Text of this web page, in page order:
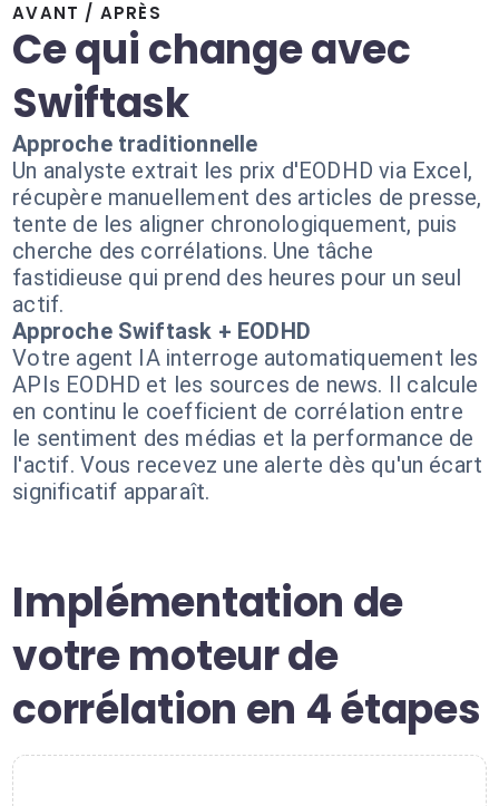
AVANT / APRÈS
Ce qui change avec
Swiftask
Approche traditionnelle
Un analyste extrait les prix d'EODHD via Excel,
récupère manuellement des articles de presse,
tente de les aligner chronologiquement, puis
cherche des corrélations. Une tâche
fastidieuse qui prend des heures pour un seul
actif.
Approche Swiftask + EODHD
Votre agent IA interroge automatiquement les
APIs EODHD et les sources de news. Il calcule
en continu le coefficient de corrélation entre
le sentiment des médias et la performance de
l'actif. Vous recevez une alerte dès qu'un écart
significatif apparaît.
Implémentation de
votre moteur de
corrélation en 4 étapes